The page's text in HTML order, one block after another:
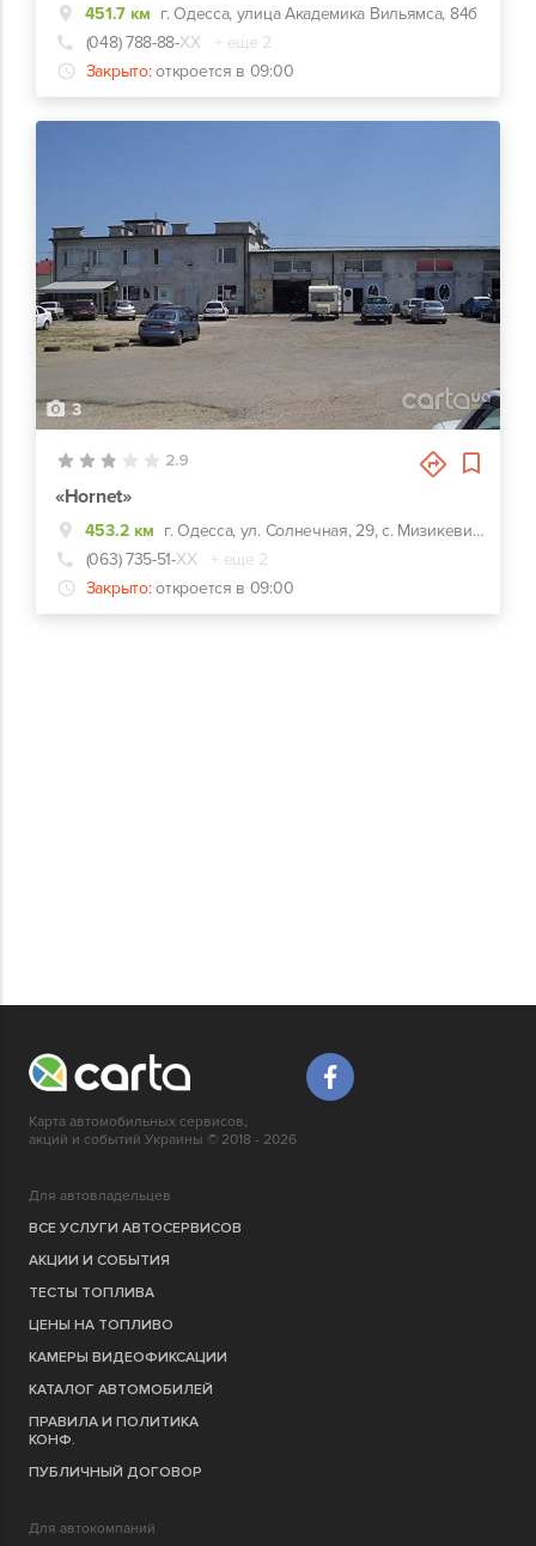
451.7 км г. Одесса, улица Академика Вильямса, 84б
(048) 788-88-ХХ
+ еще 2
Закрыто: откроется в 09:00
3
2.9
«Hornet»
453.2 км
г. Одесса, ул. Солнечная, 29, с. Мизикевича
(063) 735-51-ХХ
+ еще 2
Закрыто: откроется в 09:00
Карта автомобильных сервисов,
акций и событий Украины © 2018 - 2026
Для автовладельцев
ВСЕ УСЛУГИ АВТОСЕРВИСОВ
АКЦИИ И СОБЫТИЯ
ТЕСТЫ ТОПЛИВА
ЦЕНЫ НА ТОПЛИВО
КАМЕРЫ ВИДЕОФИКСАЦИИ
КАТАЛОГ АВТОМОБИЛЕЙ
ПРАВИЛА И ПОЛИТИКА
КОНФ.
ПУБЛИЧНЫЙ ДОГОВОР
Для автокомпаний